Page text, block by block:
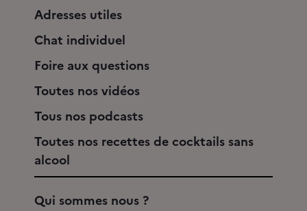
Adresses utiles
Chat individuel
Foire aux questions
Toutes nos vidéos
Tous nos podcasts
Toutes nos recettes de cocktails sans
alcool
Qui sommes nous ?